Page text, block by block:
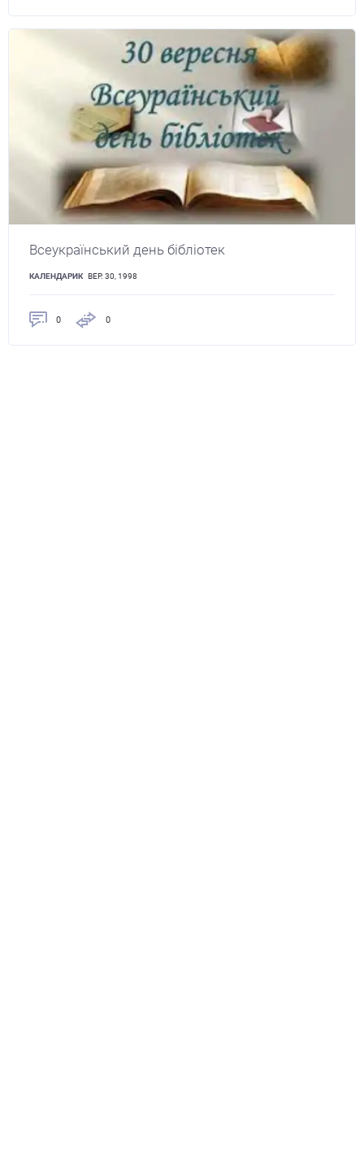
Всеукраїнський день бібліотек
КАЛЕНДАРИК ВЕР. 30, 1998
0 0